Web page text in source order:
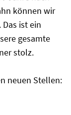
können wir
ist ein
gesamte
stolz.
neuen Stellen: